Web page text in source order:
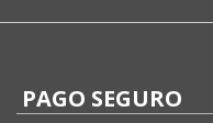
PAGO SEGURO